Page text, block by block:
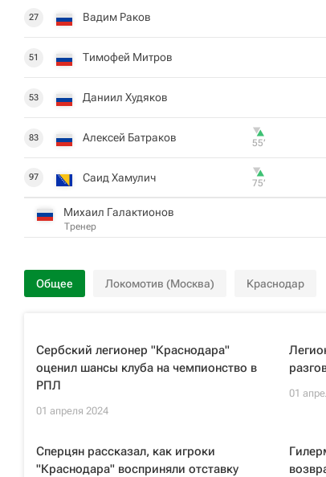
27 Вадим Раков
51 Тимофей Митров
53 Даниил Худяков
83 Алексей Батраков 55‎’‎
97 Саид Хамулич 75‎’‎
Михаил Галактионов
Тренер
Общее Локомотив (Москва) Краснодар
Сербский легионер "Краснодара"
оценил шансы клуба на чемпионство в
РПЛ
01 апреля 2024
01
Сперцян рассказал, как игроки
"Краснодара" восприняли отставку